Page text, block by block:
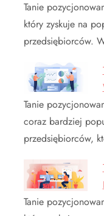
Tanie
który zyskuje na
przedsiębiorców.
Tanie
coraz bardziej
przedsiębiorców,
Tanie